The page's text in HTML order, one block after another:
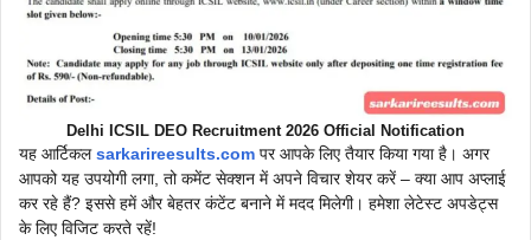
Delhi ICSIL DEO Recruitment 2026 Official Notification
यह आर्टिकलsarkarireesults.com पर आपके लिए तैयार किया गया है। अगर
आपको यह उपयोगी लगा, तो कमेंट सेक्शन में अपने विचार शेयर करें – क्या आप अप्लाई
कर रहे हैं? इससे हमें और बेहतर कंटेंट बनाने में मदद मिलेगी। हमेशा लेटेस्ट अपडेट्स
के लिए विजिट करते रहें!